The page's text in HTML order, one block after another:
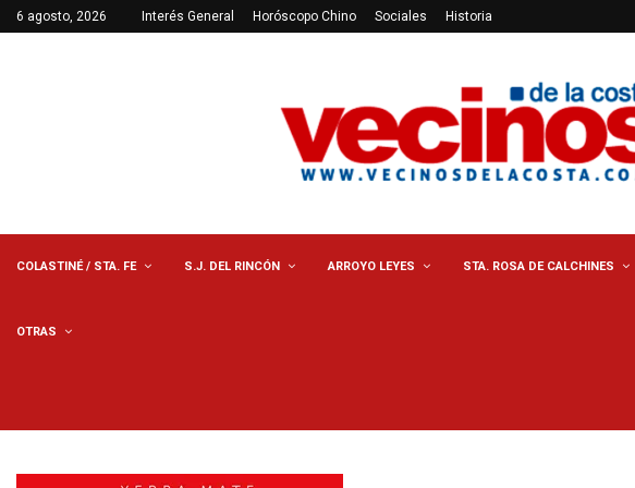
6 agosto, 2026 Interés General Horóscopo Chino Sociales Historia
COLASTINÉ / STA. FE S.J. DEL RINCÓN ARROYO LEYES STA. ROSA DE CALCHINES
OTRAS